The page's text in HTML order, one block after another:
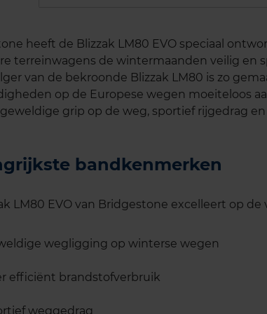
heeft de Blizzak LM80 EVO speciaal
terreinwagens de wintermaanden veilig en
van de bekroonde Blizzak LM80 is zo
op de Europese wegen moeiteloos
grip op de weg, sportief rijgedrag
bandkenmerken
LM80 EVO van Bridgestone excelleert op
wegligging op winterse wegen
efficiënt brandstofverbruik
weggedrag